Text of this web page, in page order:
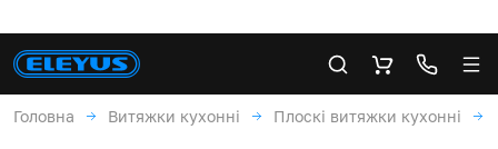
Головна Витяжки кухонні Плоскі витяжки кухонні